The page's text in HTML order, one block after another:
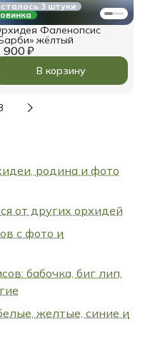
3 штуки
900 ₽
Фаленопсис
жёлтый
В корзину
родина и фото
от других орхидей
с фото и
бабочка, биг лип,
желтые, синие и